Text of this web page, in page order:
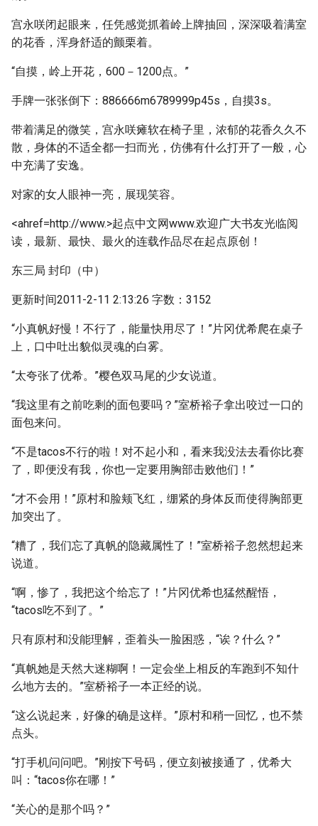
宫永咲闭起眼来，任凭感觉抓着岭上牌抽回，深深吸着满室
的花香，浑身舒适的颤栗着。
“自摸，岭上开花，600－1200点。”
手牌一张张倒下：886666m6789999p45s，自摸3s。
带着满足的微笑，宫永咲瘫软在椅子里，浓郁的花香久久不
散，身体的不适全都一扫而光，仿佛有什么打开了一般，心
中充满了安逸。
对家的女人眼神一亮，展现笑容。
<ahref=http://www.>起点中文网www.欢迎广大书友光临阅
读，最新、最快、最火的连载作品尽在起点原创！
东三局 封印（中）
更新时间2011-2-11 2:13:26 字数：3152
“小真帆好慢！不行了，能量快用尽了！”片冈优希爬在桌子
上，口中吐出貌似灵魂的白雾。
“太夸张了优希。”樱色双马尾的少女说道。
“我这里有之前吃剩的面包要吗？”室桥裕子拿出咬过一口的
面包来问。
“不是tacos不行的啦！对不起小和，看来我没法去看你比赛
了，即便没有我，你也一定要用胸部击败他们！”
“才不会用！”原村和脸颊飞红，绷紧的身体反而使得胸部更
加突出了。
“糟了，我们忘了真帆的隐藏属性了！”室桥裕子忽然想起来
说道。
“啊，惨了，我把这个给忘了！”片冈优希也猛然醒悟，
“tacos吃不到了。”
只有原村和没能理解，歪着头一脸困惑，“诶？什么？”
“真帆她是天然大迷糊啊！一定会坐上相反的车跑到不知什
么地方去的。”室桥裕子一本正经的说。
“这么说起来，好像的确是这样。”原村和稍一回忆，也不禁
点头。
“打手机问问吧。”刚按下号码，便立刻被接通了，优希大
叫：“tacos你在哪！”
“关心的是那个吗？”